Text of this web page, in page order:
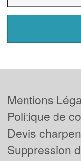
Mentions
Politique de
Devis
Suppression